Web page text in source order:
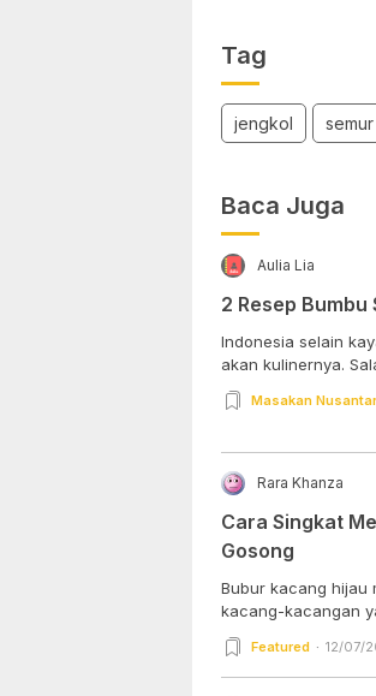
Tag
jengkol semur
Baca Juga
Aulia Lia
2 Resep
Indonesia selain
akan kulinernya.
Masakan
Rara Khanza
Cara Singkat
Gosong
Bubur kacang hijau
kacang-kacangan
Featured 12/07/